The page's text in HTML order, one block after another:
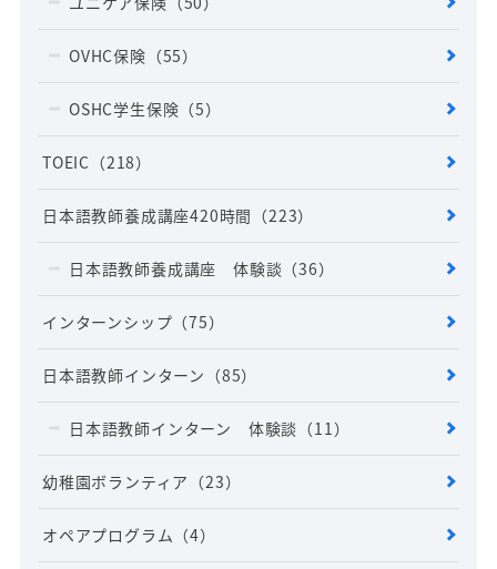
OVHC保険 （55）
OSHC学生保険 （5）
TOEIC （218）
日本語教師養成講座420時間 （223）
日本語教師養成講座 体験談 （36）
インターンシップ （75）
日本語教師インターン （85）
日本語教師インターン 体験談 （11）
幼稚園ボランティア （23）
オペアプログラム （4）